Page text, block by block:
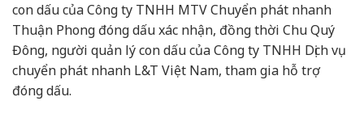
con dấu của Công ty TNHH MTV Chuyển phát nhanh
Thuận Phong đóng dấu xác nhận, đồng thời Chu Quý
Đông, người quản lý con dấu của Công ty TNHH Dịch vụ
chuyển phát nhanh L&T Việt Nam, tham gia hỗ trợ
đóng dấu.